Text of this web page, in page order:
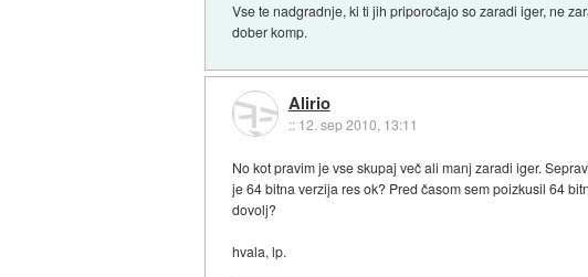
Vse te nadgradnje, ki ti jih priporočajo so zaradi iger, ne
dober komp.
Alirio
:: 12. sep 2010, 13:11
No kot pravim je vse skupaj več ali manj zaradi iger.
je 64 bitna verzija res ok? Pred časom sem poizkusil 64
dovolj?
hvala, lp.